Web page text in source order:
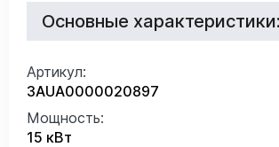
Основные характеристики:
Артикул:
3AUA0000020897
Мощность:
15 кВт